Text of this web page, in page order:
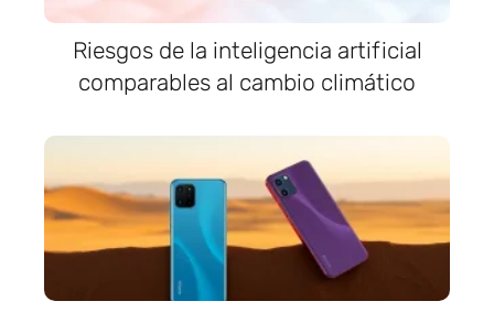
Riesgos de la inteligencia artificial
comparables al cambio climático